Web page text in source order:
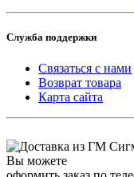
Служба поддержки
Связаться с нами
Возврат товара
Карта сайта
Вы можете